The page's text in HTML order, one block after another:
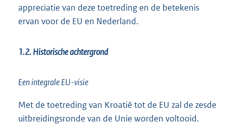
appreciatie van deze toetreding en de betekenis
ervan voor de EU en Nederland.
1.2. Historische achtergrond
Een integrale EU-visie
Met de toetreding van Kroatië tot de EU zal de zesde
uitbreidingsronde van de Unie worden voltooid.